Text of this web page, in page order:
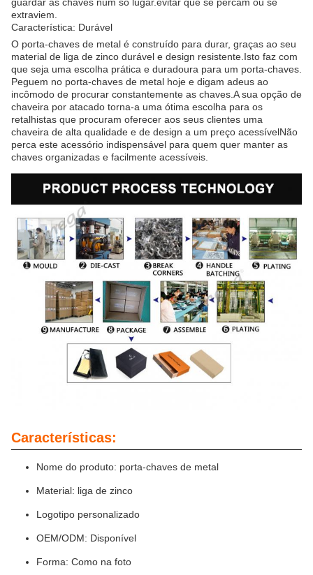
guardar as chaves num só lugar.evitar que se percam ou se
extraviem.
Característica: Durável
O porta-chaves de metal é construído para durar, graças ao seu
material de liga de zinco durável e design resistente.Isto faz com
que seja uma escolha prática e duradoura para um porta-chaves.
Peguem no porta-chaves de metal hoje e digam adeus ao
incômodo de procurar constantemente as chaves.A sua opção de
chaveira por atacado torna-a uma ótima escolha para os
retalhistas que procuram oferecer aos seus clientes uma
chaveira de alta qualidade e de design a um preço acessívelNão
perca este acessório indispensável para quem quer manter as
chaves organizadas e facilmente acessíveis.
Características:
Nome do produto: porta-chaves de metal
Material: liga de zinco
Logotipo personalizado
OEM/ODM: Disponível
Forma: Como na foto